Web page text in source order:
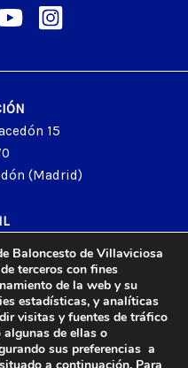
15
(Madrid)
426
de Villaviciosa de Odón.
Baloncesto de Villaviciosa
terceros con fines
de la web y su
estadísticas, y analíticas
visitas y fuentes de tráfico
de ellas o
sus preferencias a